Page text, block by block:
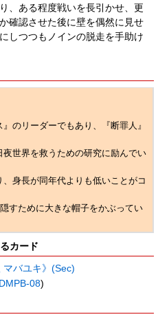
、ある程度戦いを長引かせ、更
確認させた後に壁を偶然に見せ
しつつもノインの脱走を手助け
のリーダーでもあり、『断罪人』
世界を救うための研究に励んでい
身長が同年代よりも低いことがコ
すために大きな帽子をかぶってい
カード
マバユキ》(Sec)
DMPB-08)